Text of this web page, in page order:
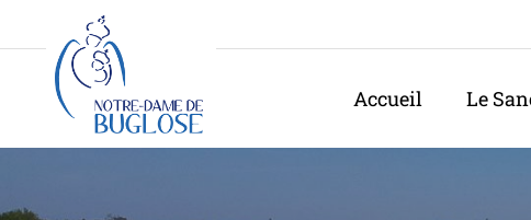
Accueil Le
Panneau de gestion des cookies